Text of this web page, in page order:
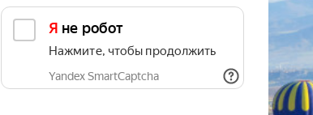
Я не робот
Нажмите, чтобы продолжить
Yandex SmartCaptcha